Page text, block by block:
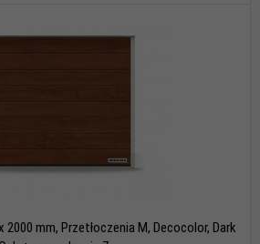
2000 mm, Przetłoczenia M, Decocolor, Dark